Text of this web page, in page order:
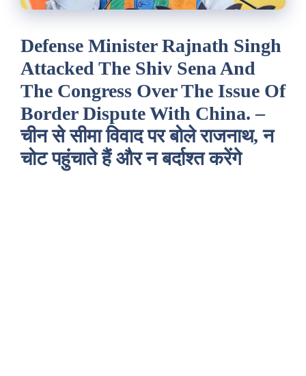
Defense Minister Rajnath Singh
Attacked The Shiv Sena And
The Congress Over The Issue Of
Border Dispute With China. –
चीन से सीमा विवाद पर बोले राजनाथ, न
चोट पहुंचाते हैं और न बर्दाश्त करेंगे